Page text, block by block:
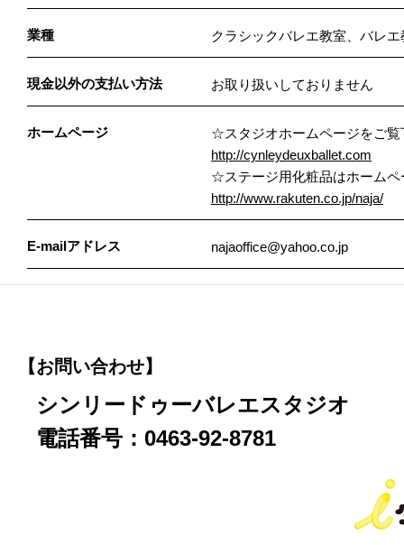
業種 クラシックバレエ教室、バレエ
現金以外の支払い方法 お取り扱いしておりません
ホームページ
☆スタジオホームページをご覧
http://cynleydeuxballet.com
☆ステージ用化粧品はホームペ
http://www.rakuten.co.jp/naja/
E-mailアドレス najaoffice@yahoo.co.jp
【お問い合わせ】
シンリードゥーバレエスタジオ
電話番号：0463-92-8781